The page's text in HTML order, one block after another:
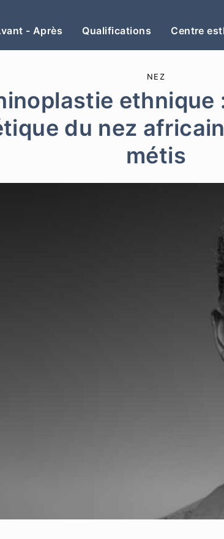
- Après Qualifications Centre
NEZ
ethnique
du nez
métis